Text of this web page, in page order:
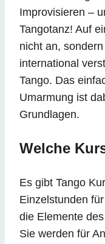
Improvisieren –
Tangotanz! Auf
nicht an,
international
Tango. Das
Umarmung ist
Grundlagen.
Welche
Es gibt Tango
Einzelstunden
die Elemente
Sie werden für